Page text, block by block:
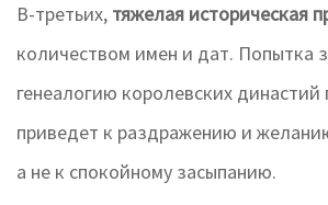
В-третьих, тяжелая историческая
количеством имен и дат. Попытка
генеалогию королевских династий
приведет к раздражению и
а не к спокойному засыпанию.